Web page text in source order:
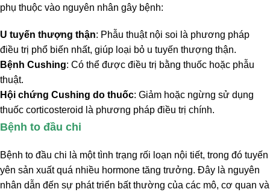
phụ thuộc vào nguyên nhân gây bệnh:
U tuyến thượng thận: Phẫu thuật nội soi là phương pháp
điều trị phổ biến nhất, giúp loại bỏ u tuyến thượng thận.
Bệnh Cushing: Có thể được điều trị bằng thuốc hoặc phẫu
thuật.
Hội chứng Cushing do thuốc: Giảm hoặc ngừng sử dụng
thuốc corticosteroid là phương pháp điều trị chính.
Bệnh to đầu chi
Bệnh to đầu chi là một tình trạng rối loạn nội tiết, trong đó tuyến
yên sản xuất quá nhiều hormone tăng trưởng. Đây là nguyên
nhân dẫn đến sự phát triển bất thường của các mô, cơ quan và